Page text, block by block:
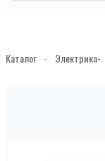
Каталог - Электрика-